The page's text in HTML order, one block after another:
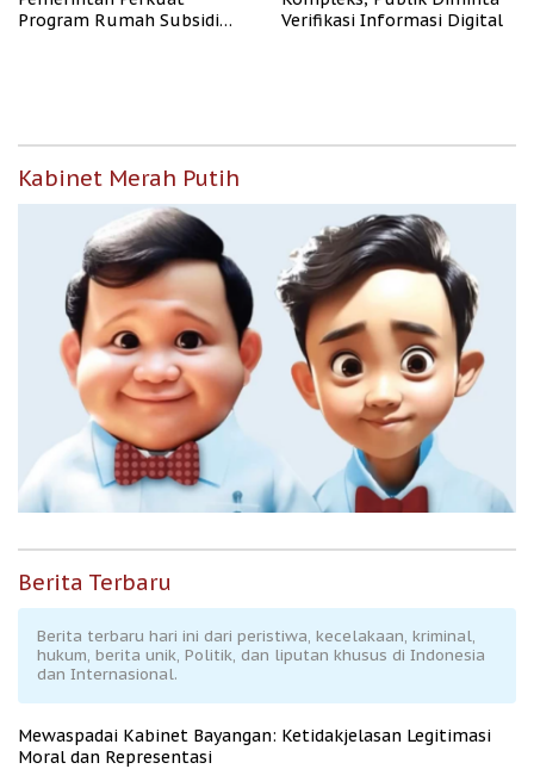
Program Rumah Subsidi
Verifikasi Informasi Digital
Kabinet Merah Putih
Berita Terbaru
Berita terbaru hari ini dari peristiwa, kecelakaan, kriminal,
hukum, berita unik, Politik, dan liputan khusus di Indonesia
dan Internasional.
Mewaspadai Kabinet Bayangan: Ketidakjelasan Legitimasi
Moral dan Representasi